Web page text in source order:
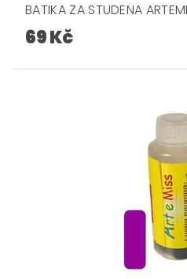
BATIKA ZA STUDENA
69 Kč